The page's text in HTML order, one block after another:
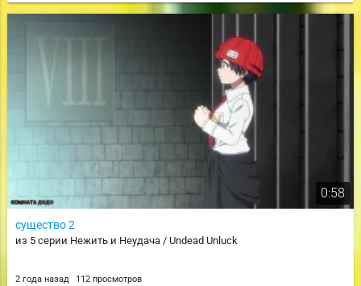
0:58
существо 2
из 5 серии Нежить и Неудача / Undead Unluck
2 года назад 112 просмотров